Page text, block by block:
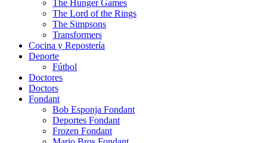
The Hunger Games
The Lord of the Rings
The Simpsons
Transformers
Cocina y Repostería
Deporte
Fútbol
Doctores
Doctors
Fondant
Bob Esponja Fondant
Deportes Fondant
Frozen Fondant